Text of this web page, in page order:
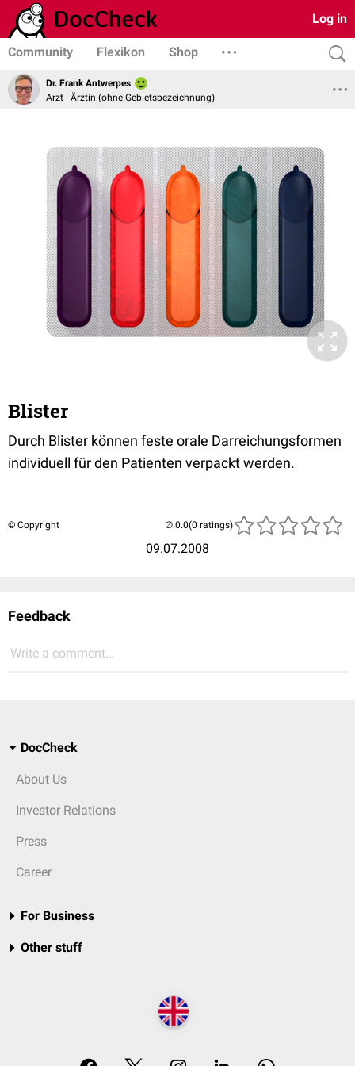
Log in
Community Flexikon Shop
Dr. Frank Antwerpes
Arzt | Ärztin (ohne Gebietsbezeichnung)
Blister
Durch Blister können feste orale Darreichungsformen
individuell für den Patienten verpackt werden.
© Copyright
09.07.2008
(0 ratings)
Feedback
Write a comment...
DocCheck
About Us
Investor Relations
Press
Career
For Business
Other stuff